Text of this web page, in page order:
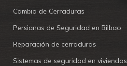
Cambio de Cerraduras
Persianas de Seguridad en Bilbao
Reparación de cerraduras
Sistemas de seguridad en viviendas